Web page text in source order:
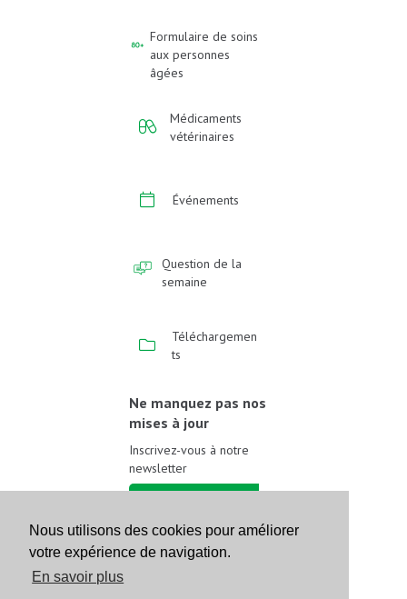
Nous utilisons des cookies pour améliorer
votre expérience de navigation.
En savoir plus
Formulaire de soins
aux personnes
âgées
Médicaments
vétérinaires
Événements
Question de la
semaine
Téléchargemen
ts
Ne manquez pas nos
mises à jour
Inscrivez-vous à notre
newsletter
Suivez-nous sur les